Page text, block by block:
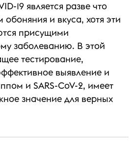
19 является разве что
и вкуса, хотя эти
присущими
заболеванию. В этой
тестирование,
выявление и
и SARS-CoV-2, имеет
значение для верных